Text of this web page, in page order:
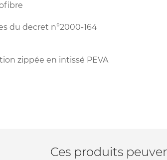
du decret n°2000-164
zippée en intissé PEVA
Ces produits